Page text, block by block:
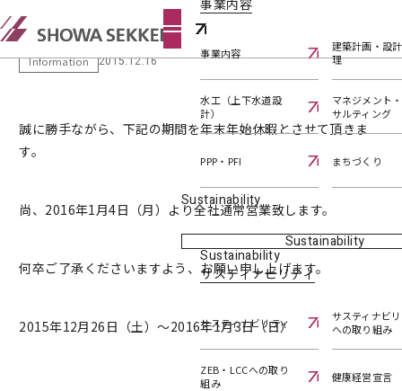
事業内容
事業内容
建築計画・設
理
水工（上下水道設
計）
マネジメント
サルティング
PPP・PFI まちづくり
Sustainability
Sustainability
Sustainability
サスティナビリティ
サスティナビリティ
サスティナビ
への取り組み
ZEB・LCCへの取り
組み
健康経営宣言
年末年始休業のお知らせ
Information 2015.12.16
誠に勝手ながら、下記の期間を年末年始休暇とさせて頂きま
す。
尚、2016年1月4日（月）より全社通常営業致します。
何卒ご了承くださいますよう、お願い申し上げます。
2015年12月26日（土）～2016年1月3日（日）